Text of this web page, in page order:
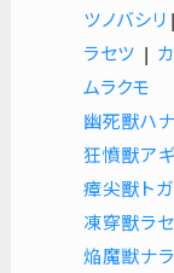
ツノバシリ |
ラセツ |
ムラクモ
幽死獸ハ
狂憤獸ア
瘴尖獸ト
凍穿獸ラ
焔魔獣ナ